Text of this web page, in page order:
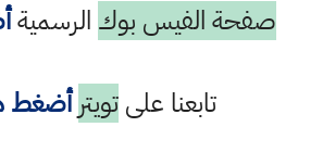
صفحة الفيس بوك الرسمية
تابعنا علىتويتر أضغط